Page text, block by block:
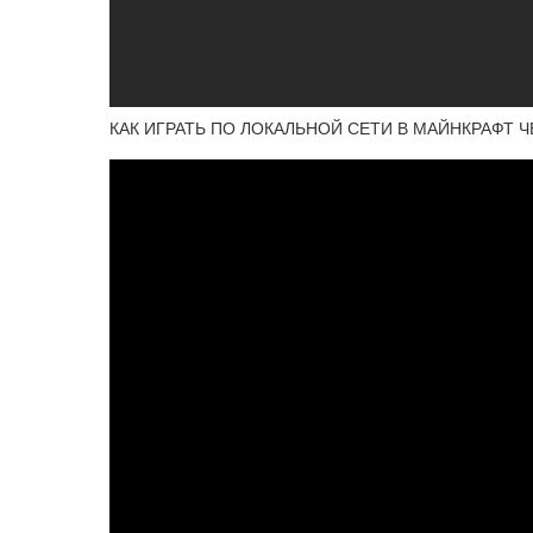
КАК ИГРАТЬ ПО ЛОКАЛЬНОЙ СЕТИ В МАЙНКРАФТ